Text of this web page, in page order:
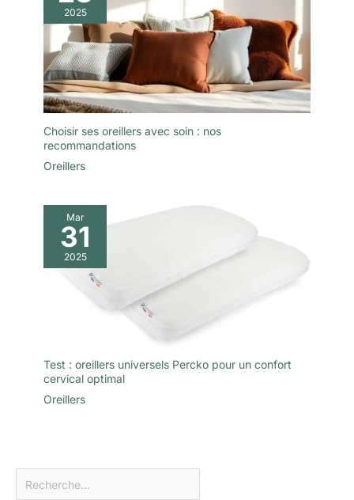
2025
Choisir ses oreillers avec soin : nos
recommandations
Oreillers
Mar
31
2025
Test : oreillers universels Percko pour un confort
cervical optimal
Oreillers